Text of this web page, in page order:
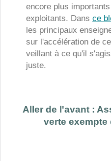
encore plus
exploitants. Dans ce
les principaux
sur l'accélération de
veillant à ce qu'il
juste.
Aller de l'avant :
verte exempte